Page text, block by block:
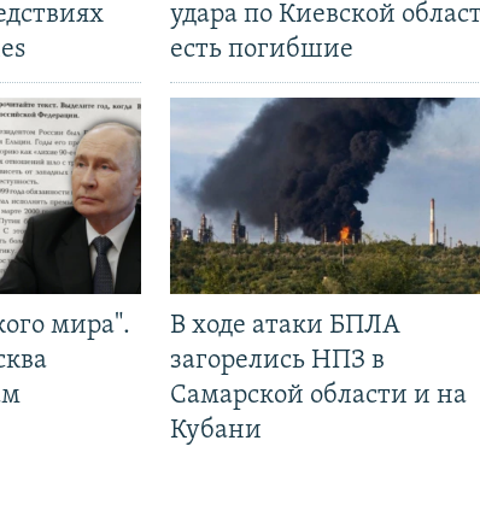
мира".
удара по Киевской
есть погибшие
В ходе атаки БПЛА
загорелись НПЗ в
Самарской области и на
Кубани